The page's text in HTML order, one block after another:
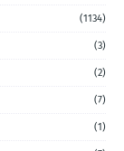
(1134)
(3)
(2)
(7)
(1)